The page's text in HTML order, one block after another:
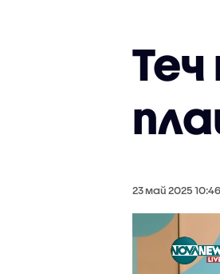
23 май 2025 10:46